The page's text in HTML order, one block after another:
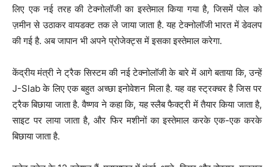
लिए एक नई तरह की टेक्नोलॉजी का इस्तेमाल किया गया है, जिसमें पोल ​​को
ज़मीन से उठाकर वायडक्ट तक ले जाया जाता है. यह टेक्नोलॉजी भारत में डेवलप
की गई है. अब जापान भी अपने प्रोजेक्ट्स में इसका इस्तेमाल करेगा.
केंद्रीय मंत्री ने ट्रैक सिस्टम की नई टेक्नोलॉजी के बारे में आगे बताया कि, उन्हें
J-Slab के लिए एक बहुत अच्छा इनोवेशन मिला है. यह वह स्ट्रक्चर है जिस पर
ट्रैक बिछाया जाता है. वैष्णव ने कहा कि, यह स्लैब फैक्ट्री में तैयार किया जाता है,
साइट पर लाया जाता है, और फिर मशीनों का इस्तेमाल करके एक-एक करके
बिछाया जाता है.